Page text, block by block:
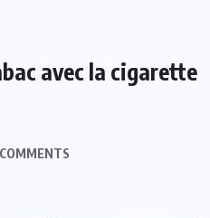
avec la cigarette